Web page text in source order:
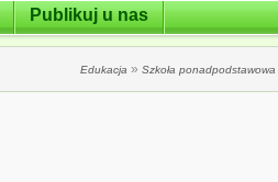
Publikuj u nas
Edukacja » Szkoła ponadpodstawowa